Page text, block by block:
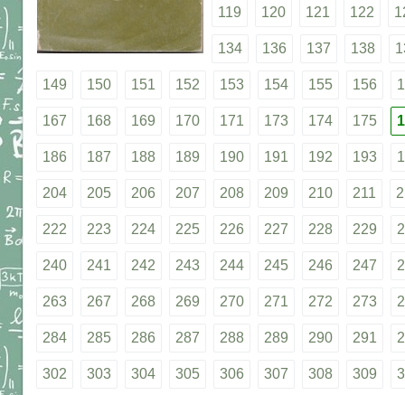
119 120 121 122
134 136 137 138
149 150 151 152 153 154 155 156
167 168 169 170 171 173 174 175
186 187 188 189 190 191 192 193
204 205 206 207 208 209 210 211
222 223 224 225 226 227 228 229
240 241 242 243 244 245 246 247
263 267 268 269 270 271 272 273
284 285 286 287 288 289 290 291
302 303 304 305 306 307 308 309